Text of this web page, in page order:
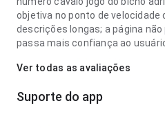
objetiva no ponto de velocidade
descrições longas; a página
passa mais confiança ao
Ver todas as avaliações
Suporte do app